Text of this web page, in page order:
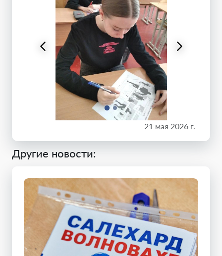
21 мая 2026 г.
Другие новости: